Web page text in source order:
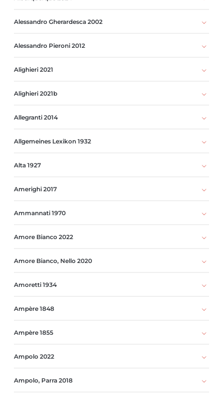
Alessandro Gherardesca 2002
Alessandro Pieroni 2012
Alighieri 2021
Alighieri 2021b
Allegranti 2014
Allgemeines Lexikon 1932
Alta 1927
Amerighi 2017
Ammannati 1970
Amore Bianco 2022
Amore Bianco, Nello 2020
Amoretti 1934
Ampère 1848
Ampère 1855
Ampolo 2022
Ampolo, Parra 2018